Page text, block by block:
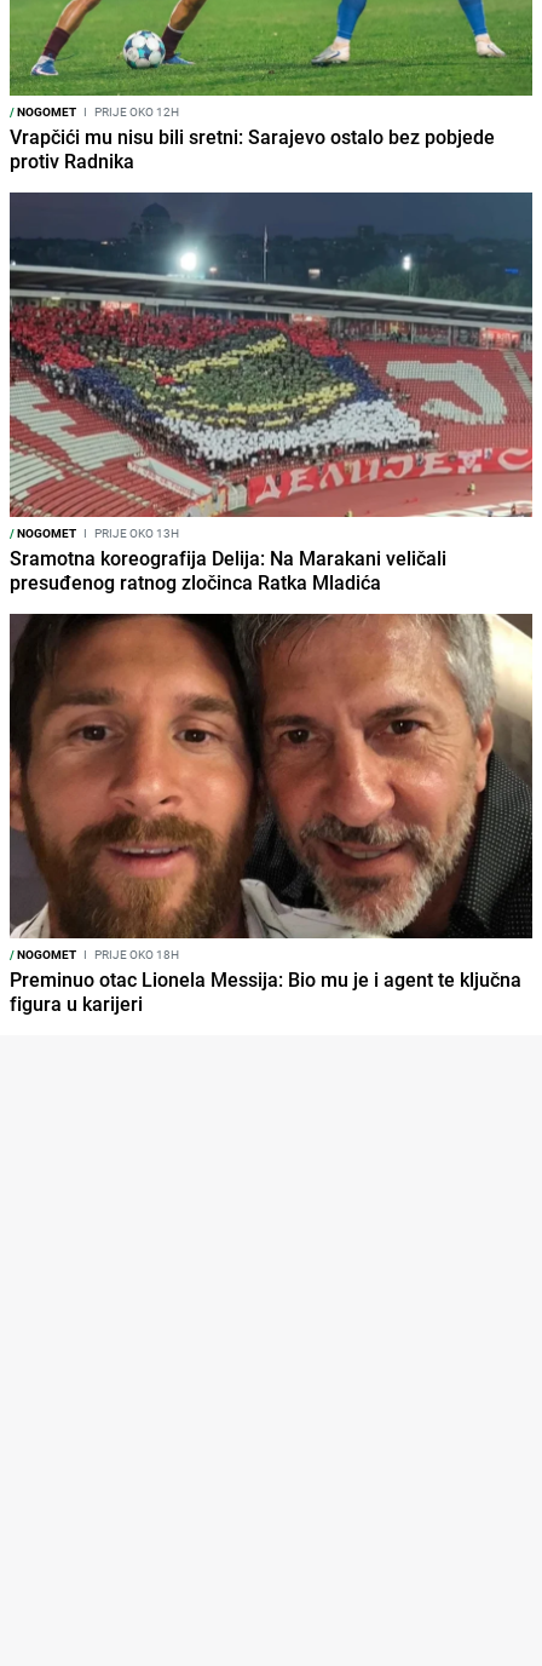
/NOGOMET I PRIJE OKO 12H
Vrapčići mu nisu bili sretni: Sarajevo ostalo bez pobjede
protiv Radnika
/NOGOMET I PRIJE OKO 13H
Sramotna koreografija Delija: Na Marakani veličali
presuđenog ratnog zločinca Ratka Mladića
/NOGOMET I PRIJE OKO 18H
Preminuo otac Lionela Messija: Bio mu je i agent te ključna
figura u karijeri